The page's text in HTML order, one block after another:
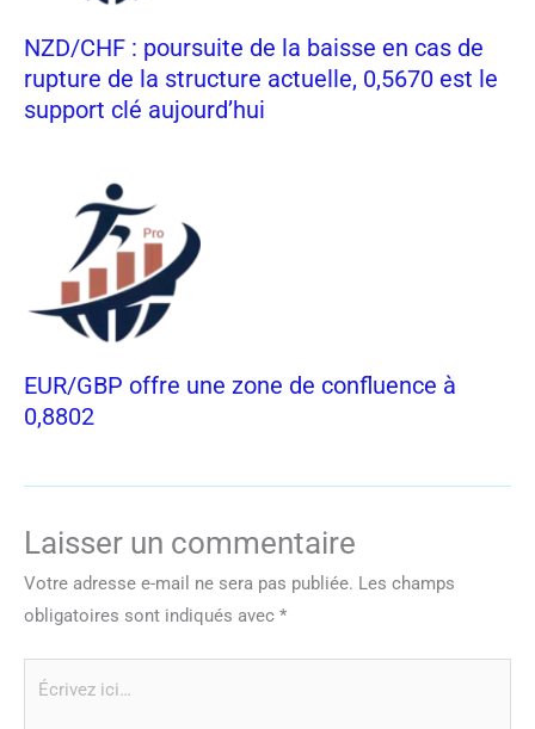
NZD/CHF : poursuite de la baisse en cas de
rupture de la structure actuelle, 0,5670 est le
support clé aujourd’hui
EUR/GBP offre une zone de confluence à
0,8802
Laisser un commentaire
Votre adresse e-mail ne sera pas publiée. Les champs
obligatoires sont indiqués avec *